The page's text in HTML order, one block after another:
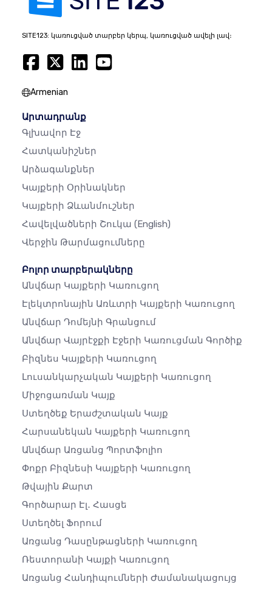
SITE123: կառուցված տարբեր կերպ, կառուցված ավելի լավ։
Armenian
Արտադրանք
Գլխավոր Էջ
Հատկանիշներ
Արձագանքներ
Կայքերի Օրինակներ
Կայքերի Ձևանմուշներ
Հավելվածների Շուկա (English)
Վերջին Թարմացումները
Բոլոր տարբերակները
Անվճար Կայքերի Կառուցող
Էլեկտրոնային Առևտրի Կայքերի Կառուցող
Անվճար Դոմեյնի Գրանցում
Անվճար Վայրէջքի Էջերի Կառուցման Գործիք
Բիզնես Կայքերի Կառուցող
Լուսանկարչական Կայքերի Կառուցող
Միջոցառման Կայք
Ստեղծեք Երաժշտական ​​կայք
Հարսանեկան Կայքերի Կառուցող
Անվճար Առցանց Պորտֆոլիո
Փոքր Բիզնեսի Կայքերի Կառուցող
Թվային Քարտ
Գործարար Էլ․ Հասցե
Ստեղծել Ֆորում
Առցանց Դասընթացների Կառուցող
Ռեստորանի Կայքի Կառուցող
Առցանց Հանդիպումների Ժամանակացույց